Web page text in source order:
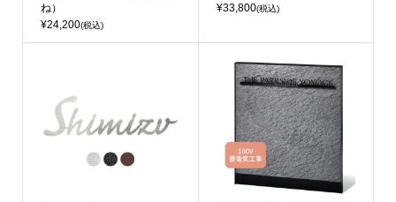
ね）
¥24,200(税込)
¥33,800(税込)